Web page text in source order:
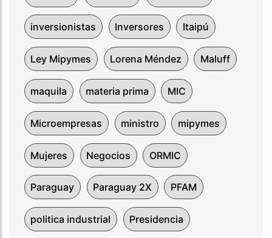
inversionistas Inversores Itaipú
Ley Mipymes Lorena Méndez Maluff
maquila materia prima MIC
Microempresas ministro mipymes
Mujeres Negocios ORMIC
Paraguay Paraguay 2X PFAM
politica industrial Presidencia